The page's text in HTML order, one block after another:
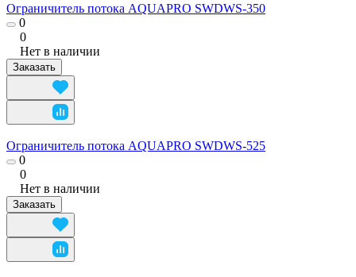
Ограничитель потока AQUAPRO SWDWS-350
0
0
Нет в наличии
Заказать
Ограничитель потока AQUAPRO SWDWS-525
0
0
Нет в наличии
Заказать